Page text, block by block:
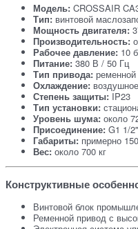
Модель: CROSSAIR
Тип: винтовой
Мощность двигателя:
Производительность:
Рабочее давление: 10
Питание: 380 В / 50 Гц
Тип привода: ременной
Охлаждение: воздушное
Степень защиты: IP23
Тип установки:
Уровень шума: около
Присоединение: G1 1/2"
Габариты: примерно
Вес: около 700 кг
Конструктивные
Винтовой блок
Ременной привод с